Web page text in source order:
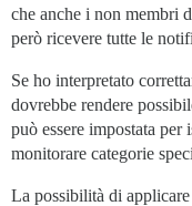
che anche i non membri
però ricevere tutte le
Se ho interpretato
dovrebbe rendere
può essere impostata per
monitorare categorie
La possibilità di